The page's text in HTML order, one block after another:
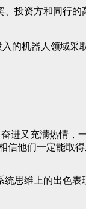
投资方和同行
的机器人领域采
进又充满热情
信他们一定能取
思维上的出色